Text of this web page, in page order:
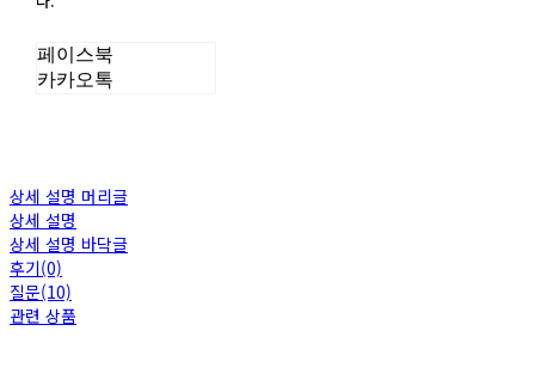
페이스북
카카오톡
상세 설명 머리글
상세 설명
상세 설명 바닥글
후기(0)
질문(10)
관련 상품